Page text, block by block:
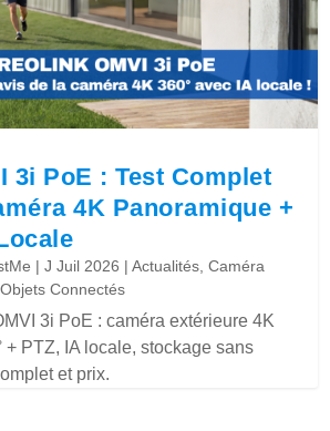
3i PoE : Test Complet
4K Panoramique +
|J Juil 2026 |Actualités ,Caméra
,Objets Connectés
3i PoE : caméra extérieure 4K
+ PTZ, IA locale, stockage sans
et prix.